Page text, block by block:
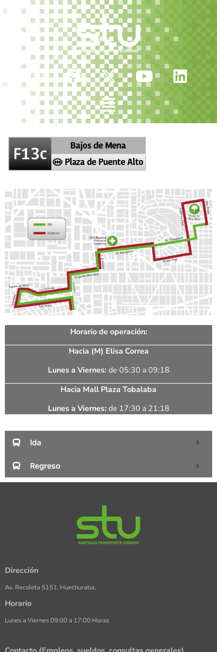
Horario de operación:
Hacia (M) Elisa Correa
Lunes a Viernes: de 05:30 a 09:18
Hacia Mall Plaza Tobalaba
Lunes a Viernes: de 17:30 a 21:18
Ida
Regreso
Dirección
Av. Recoleta 5151, Huechuraba.
Horario
Lunes a Viernes 09:00 a 17:00 Horas